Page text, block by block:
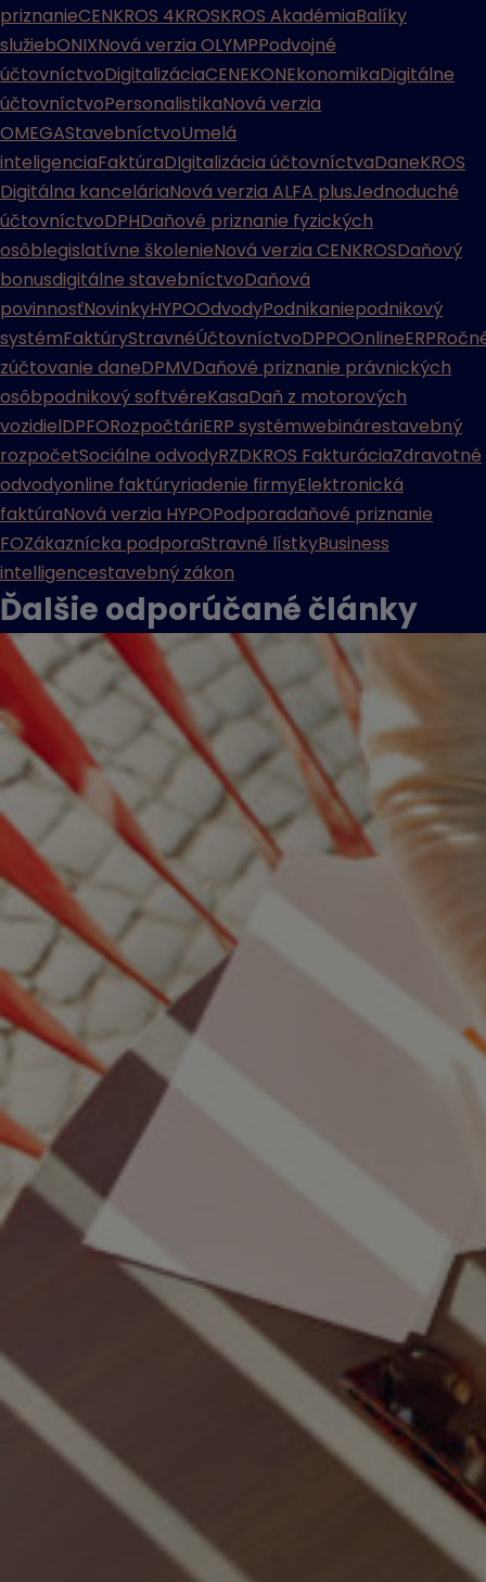
priznanieCENKROS 4KROSKROS AkadémiaBalíky
služiebONIXNová verzia OLYMPPodvojné
účtovníctvoDigitalizáciaCENEKONEkonomikaDigitálne
účtovníctvoPersonalistikaNová verzia
OMEGAStavebníctvoUmelá
inteligenciaFaktúraDIgitalizácia účtovníctvaDaneKROS
Digitálna kanceláriaNová verzia ALFA plusJednoduché
účtovníctvoDPHDaňové priznanie fyzických
osôblegislatívne školenieNová verzia CENKROSDaňový
bonusdigitálne stavebníctvoDaňová
povinnosťNovinkyHYPOOdvodyPodnikaniepodnikový
systémFaktúryStravnéÚčtovníctvoDPPOOnlineERP
zúčtovanie daneDPMVDaňové priznanie právnických
osôbpodnikový softvéreKasaDaň z motorových
vozidielDPFORozpočtáriERP systémwebinárestavebný
rozpočetSociálne odvodyRZDKROS FakturáciaZdravotné
odvodyonline faktúryriadenie firmyElektronická
faktúraNová verzia HYPOPodporadaňové priznanie
FOZákaznícka podporaStravné lístkyBusiness
intelligencestavebný zákon
Ďalšie odporúčané články